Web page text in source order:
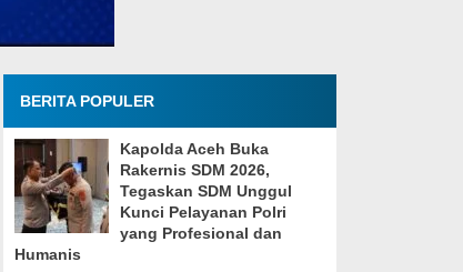
BERITA POPULER
Kapolda Aceh Buka
Rakernis SDM 2026,
Tegaskan SDM Unggul
Kunci Pelayanan Polri
yang Profesional dan
Humanis